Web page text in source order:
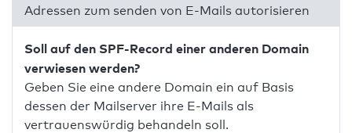
Adressen zum senden von E-Mails autorisieren
Soll auf den SPF-Record einer anderen Domain
verwiesen werden?
Geben Sie eine andere Domain ein auf Basis
dessen der Mailserver ihre E-Mails als
vertrauenswürdig behandeln soll.